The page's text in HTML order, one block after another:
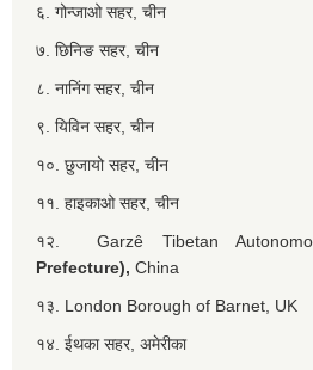
६. गोन्जाओ सहर, चीन
७. छिनिङ सहर, चीन
८. नानिंग सहर, चीन
९. यिविन सहर, चीन
१०. छुजायो सहर, चीन
११. हाइकाओ सहर, चीन
१२. Garzê Tibetan
Prefecture), China
१३. London Borough of Barnet, UK
१४. ईथका सहर, अमेरीका